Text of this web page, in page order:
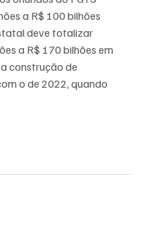
a R$ 100 bilhões
deve totalizar
a R$ 170 bilhões em
construção de
o de 2022, quando